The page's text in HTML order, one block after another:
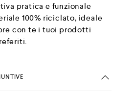
pratica e funzionale
100% riciclato, ideale
con te i tuoi prodotti